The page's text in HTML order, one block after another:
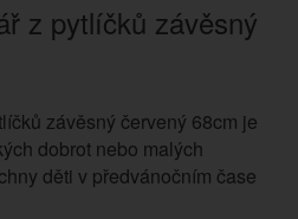
z pytlíčků závěsný
závěsný červený 68cm je
dobrot nebo malých
děti v předvánočním čase